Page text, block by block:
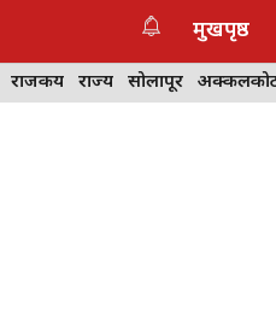
मुखपृष्ठ
राजकीय राज्य सोलापूर